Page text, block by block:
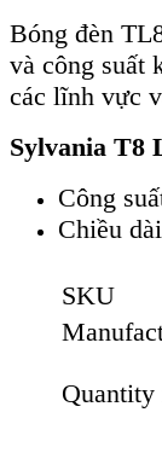
Bóng đèn
và công suất
các lĩnh vực
Sylvania T8
Công
Chiều
SKU